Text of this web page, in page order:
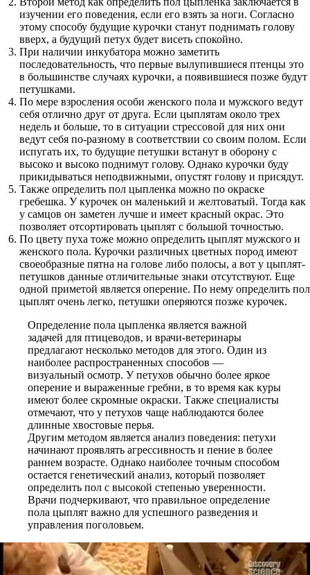
изучении его поведения, если его взять за ноги. Согласно
этому способу будущие курочки станут поднимать голову
вверх, а будущий петух будет висеть спокойно.
При наличии инкубатора можно заметить
последовательность, что первые вылупившиеся птенцы это
в большинстве случаях курочки, а появившиеся позже будут
петушками.
По мере взросления особи женского пола и мужского ведут
себя отлично друг от друга. Если цыплятам около трех
недель и больше, то в ситуации стрессовой для них они
ведут себя по-разному в соответствии со своим полом. Если
испугать их, то будущие петушки встанут в оборону с
высоко и высоко поднимут голову. Однако курочки буду
прикидываться неподвижными, опустят голову и присядут.
Также определить пол цыпленка можно по окраске
гребешка. У курочек он маленький и желтоватый. Тогда как
у самцов он заметен лучше и имеет красный окрас. Это
позволяет отсортировать цыплят с большой точностью.
По цвету пуха тоже можно определить цыплят мужского и
женского пола. Курочки различных цветных пород имеют
своеобразные пятна на голове либо полосы, а вот у цыплят-
петушков данные отличительные знаки отсутствуют. Еще
одной приметой является оперение. По нему определить пол
цыплят очень легко, петушки оперяются позже курочек.
Определение пола цыпленка является важной
задачей для птицеводов, и врачи-ветеринары
предлагают несколько методов для этого. Один из
наиболее распространенных способов —
визуальный осмотр. У петухов обычно более яркое
оперение и выраженные гребни, в то время как куры
имеют более скромные окраски. Также специалисты
отмечают, что у петухов чаще наблюдаются более
длинные хвостовые перья.
Другим методом является анализ поведения: петухи
начинают проявлять агрессивность и пение в более
раннем возрасте. Однако наиболее точным способом
остается генетический анализ, который позволяет
определить пол с высокой степенью уверенности.
Врачи подчеркивают, что правильное определение
пола цыплят важно для успешного разведения и
управления поголовьем.